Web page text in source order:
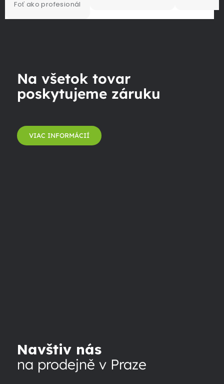
Foť ako profesionál
Na všetok tovar
poskytujeme záruku
VIAC INFORMÁCIÍ
Navštiv nás
na prodejně v Praze